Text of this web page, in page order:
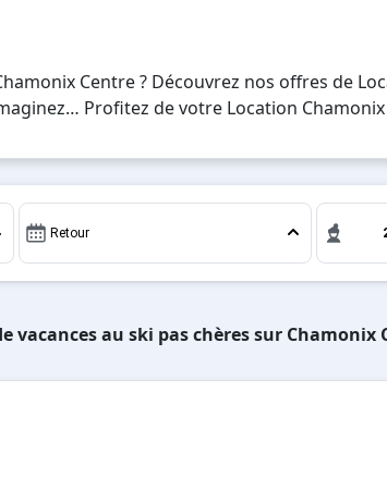
Centre ? Découvrez nos offres de
Profitez de votre Location
pistes de ski et des activités en totale
Chamonix Centre , en famille ou entre
Retour
vacances au ski pas chères sur Chamonix